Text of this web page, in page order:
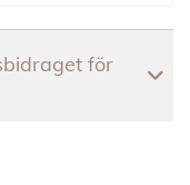
för